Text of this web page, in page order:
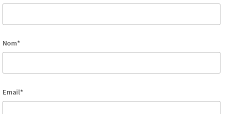
Nom*
Email*